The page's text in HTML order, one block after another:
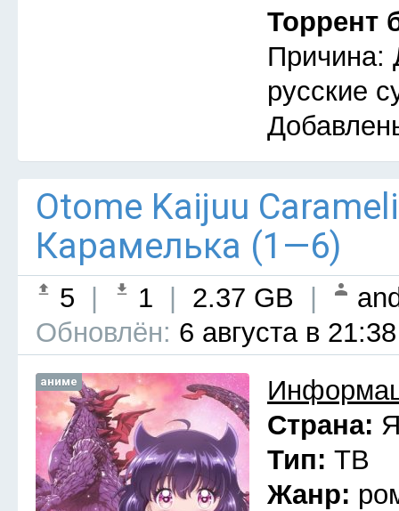
Торрент
Причина:
русские
Otome Kaijuu
Карамелька (1—6)
5 1 2.37 GB
Обновлён: 6 августа в 21:38
аниме
Страна:
Тип: ТВ
Жанр: